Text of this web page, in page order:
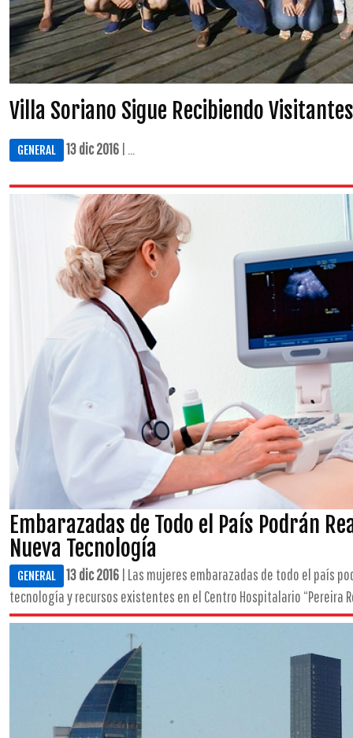
Villa Soriano Sigue Recibiendo Visitantes
GENERAL 13 dic 2016 | ...
Embarazadas de Todo el País Podrán
Nueva Tecnología
GENERAL 13 dic 2016 | Las mujeres embarazadas de todo el país
tecnología y recursos existentes en el Centro Hospitalario “Pereira